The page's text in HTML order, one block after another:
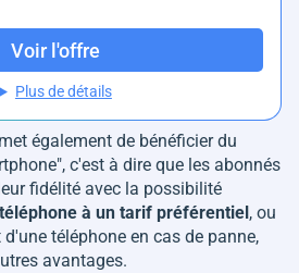
Voir l'offre
Plus de détails
également de bénéficier du
c'est à dire que les abonnés
fidélité avec la possibilité
à un tarif préférentiel , ou
téléphone en cas de panne,
avantages.